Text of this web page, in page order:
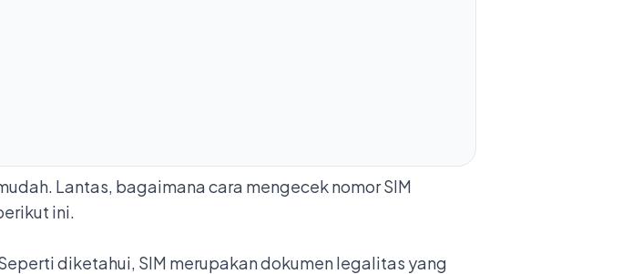
Lantas, bagaimana cara mengecek nomor SIM
ini.
diketahui, SIM merupakan dokumen legalitas yang